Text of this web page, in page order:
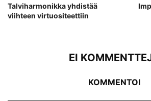
Talviharmonikka yhdistää
viihteen virtuositeettiin
EI
KOMMENTOI